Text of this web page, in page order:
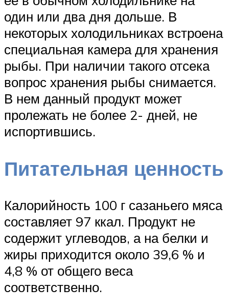
один или два дня дольше. В
некоторых холодильниках встроена
специальная камера для хранения
рыбы. При наличии такого отсека
вопрос хранения рыбы снимается.
В нем данный продукт может
пролежать не более 2- дней, не
испортившись.
Питательная ценность
Калорийность 100 г сазаньего мяса
составляет 97 ккал. Продукт не
содержит углеводов, а на белки и
жиры приходится около 39,6 % и
4,8 % от общего веса
соответственно.